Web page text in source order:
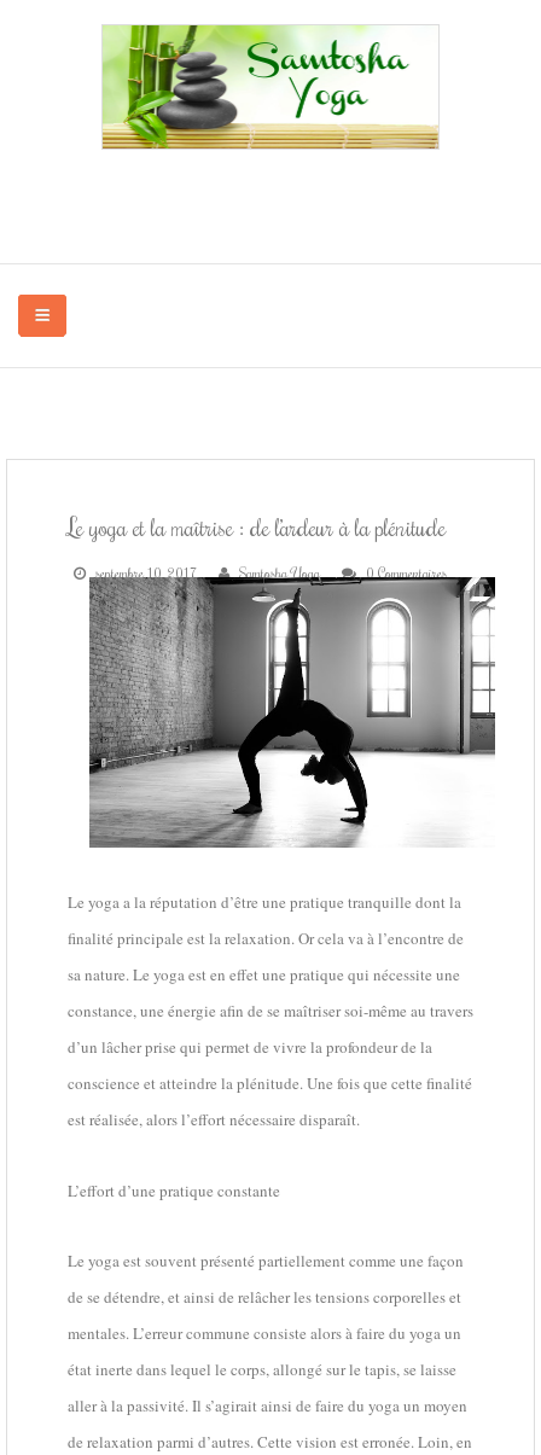
COURS DE YOGA
STAGES DE YOGA
CONTACT
Le yoga et la maîtrise : de l’ardeur à la plénitude
septembre 10, 2017 Samtosha Yoga 0 Commentaires
Le yoga a la réputation d’être une pratique tranquille dont la
finalité principale est la relaxation. Or cela va à l’encontre de
sa nature. Le yoga est en effet une pratique qui nécessite une
constance, une énergie afin de se maîtriser soi-même au travers
d’un lâcher prise qui permet de vivre la profondeur de la
conscience et atteindre la plénitude. Une fois que cette finalité
est réalisée, alors l’effort nécessaire disparaît.
L’effort d’une pratique constante
Le yoga est souvent présenté partiellement comme une façon
de se détendre, et ainsi de relâcher les tensions corporelles et
mentales. L’erreur commune consiste alors à faire du yoga un
état inerte dans lequel le corps, allongé sur le tapis, se laisse
aller à la passivité. Il s’agirait ainsi de faire du yoga un moyen
de relaxation parmi d’autres. Cette vision est erronée. Loin, en